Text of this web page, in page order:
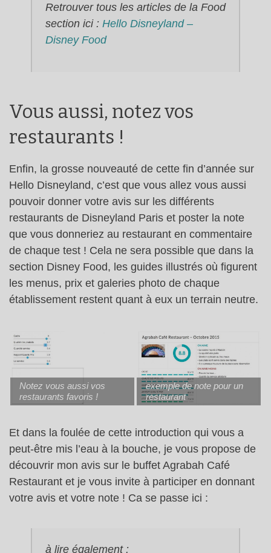
Retrouver tous les articles de la Food
section ici : Hello Disneyland –
Disney Food
Vous aussi, notez vos
restaurants !
Enfin, la grosse nouveauté de cette fin d’année sur
Hello Disneyland, c’est que vous allez vous aussi
pouvoir donner votre avis sur les différents
restaurants de Disneyland Paris et poster la note
que vous donneriez au restaurant en commentaire
de chaque test ! Cela ne sera possible que dans la
section Disney Food, les guides illustrés où figurent
les menus, prix et galeries photo de chaque
établissement restent quant à eux un terrain neutre.
Notez vous aussi vos
restaurants favoris !
exemple de note pour un
restaurant
Et dans la foulée de cette introduction qui vous a
peut-être mis l’eau à la bouche, je vous propose de
découvrir mon avis sur le buffet Agrabah Café
Restaurant et je vous invite à participer en donnant
votre avis et votre note ! Ca se passe ici :
à lire également :